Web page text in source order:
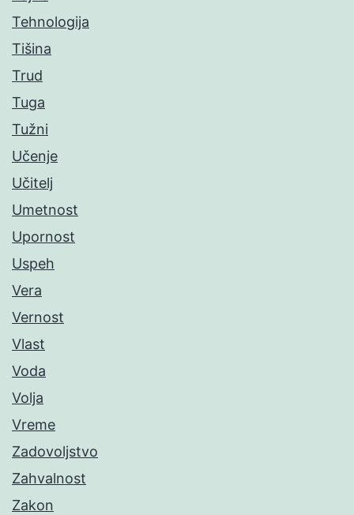
Tehnologija
Tišina
Trud
Tuga
Tužni
Učenje
Učitelj
Umetnost
Upornost
Uspeh
Vera
Vernost
Vlast
Voda
Volja
Vreme
Zadovoljstvo
Zahvalnost
Zakon